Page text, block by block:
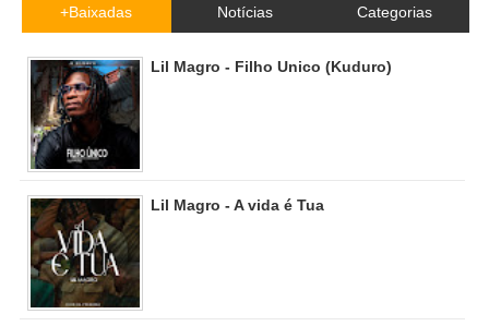
+Baixadas Notícias Categorias
Lil Magro - Filho Unico (Kuduro)
Lil Magro - A vida é Tua